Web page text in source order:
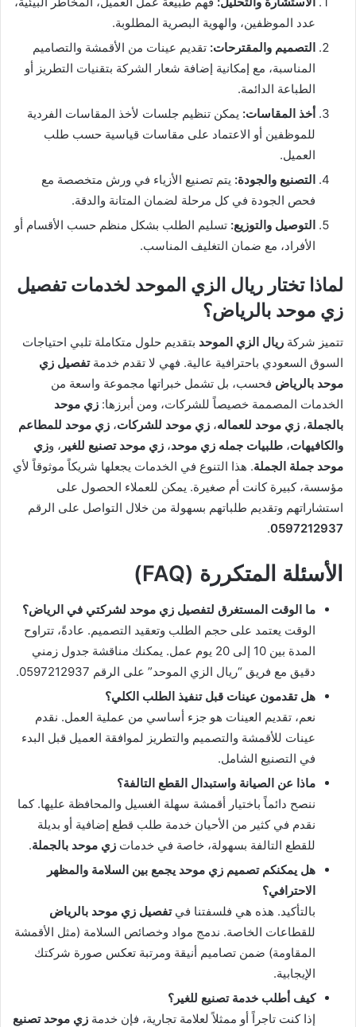
عدد الموظفين، والهوية البصرية المطلوبة.
التصميم والمقترحات: تقديم عينات من الأقمشة والتصاميم
المناسبة، مع إمكانية إضافة شعار الشركة بتقنيات التطريز أو
الطباعة الدائمة.
أخذ المقاسات: يمكن تنظيم جلسات لأخذ المقاسات الفردية
للموظفين أو الاعتماد على مقاسات قياسية حسب طلب
العميل.
التصنيع والجودة: يتم تصنيع الأزياء في ورش متخصصة مع
فحص الجودة في كل مرحلة لضمان المتانة والدقة.
التوصيل والتوزيع: تسليم الطلب بشكل منظم حسب الأقسام أو
الأفراد، مع ضمان التغليف المناسب.
لماذا تختار ريال الزي الموحد لخدمات تفصيل
زي موحد بالرياض؟
تتميز شركة ريال الزي الموحد بتقديم حلول متكاملة تلبي احتياجات
السوق السعودي باحترافية عالية. فهي لا تقدم خدمةتفصيل زي
موحد بالرياض فحسب، بل تشمل خبراتها مجموعة واسعة من
الخدمات المصممة خصيصاً للشركات، ومن أبرزها: زي موحد
بالجملة، زي موحد للعماله، زي موحد للشركات، زي موحد للمطاعم
والكافيهات، طلبيات جمله زي موحد، زي موحد تصنيع للغير ، وزي
موحد جملة الجملة. هذا التنوع في الخدمات يجعلها شريكاً موثوقاً لأي
مؤسسة، كبيرة كانت أم صغيرة. يمكن للعملاء الحصول على
استشاراتهم وتقديم طلباتهم بسهولة من خلال التواصل على الرقم
0597212937
.
الأسئلة المتكررة (FAQ)
ما الوقت المستغرق لتفصيل زي موحد لشركتي في الرياض؟
الوقت يعتمد على حجم الطلب وتعقيد التصميم. عادةً، تتراوح
المدة بين 10 إلى 20 يوم عمل. يمكنك مناقشة جدول زمني
دقيق مع فريق “ريال الزي الموحد” على الرقم 0597212937.
هل تقدمون عينات قبل تنفيذ الطلب الكلي؟
نعم، تقديم العينات هو جزء أساسي من عملية العمل. نقدم
عينات للأقمشة والتصميم والتطريز لموافقة العميل قبل البدء
في التصنيع الشامل.
ماذا عن الصيانة واستبدال القطع التالفة؟
ننصح دائماً باختيار أقمشة سهلة الغسيل والمحافظة عليها. كما
نقدم في كثير من الأحيان خدمة طلب قطع إضافية أو بديلة
للقطع التالفة بسهولة، خاصة في خدمات زي موحد بالجملة.
هل يمكنكم تصميم زي موحد يجمع بين السلامة والمظهر
الاحترافي؟
بالتأكيد. هذه هي فلسفتنا فيتفصيل زي موحد بالرياض
للقطاعات الخاصة. ندمج مواد وخصائص السلامة (مثل الأقمشة
المقاومة) ضمن تصاميم أنيقة ومرتبة تعكس صورة شركتك
الإيجابية.
كيف أطلب خدمة تصنيع للغير؟
إذا كنت تاجراً أو ممثلاً لعلامة تجارية، فإن خدمة زي موحد تصنيع